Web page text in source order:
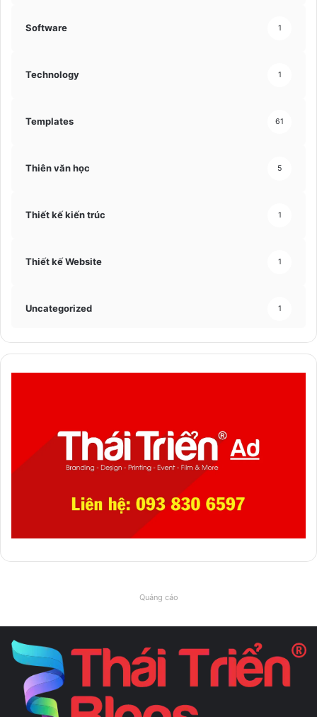
Software 1
Technology 1
Templates 61
Thiên văn học 5
Thiết kế kiến trúc 1
Thiết kế Website 1
Uncategorized 1
Quảng cáo